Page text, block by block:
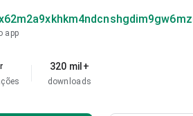
app
320 mil+
downloads